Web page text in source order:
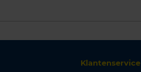
Klantenservice